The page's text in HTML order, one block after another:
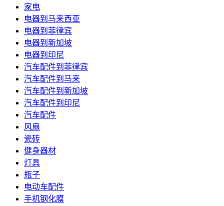
家电
电器到马来西亚
电器到菲律宾
电器到新加坡
电器到印尼
汽车配件到菲律宾
汽车配件到马来
汽车配件到新加坡
汽车配件到印尼
汽车配件
风扇
瓷砖
健身器材
灯具
瓶子
电动车配件
手机钢化膜